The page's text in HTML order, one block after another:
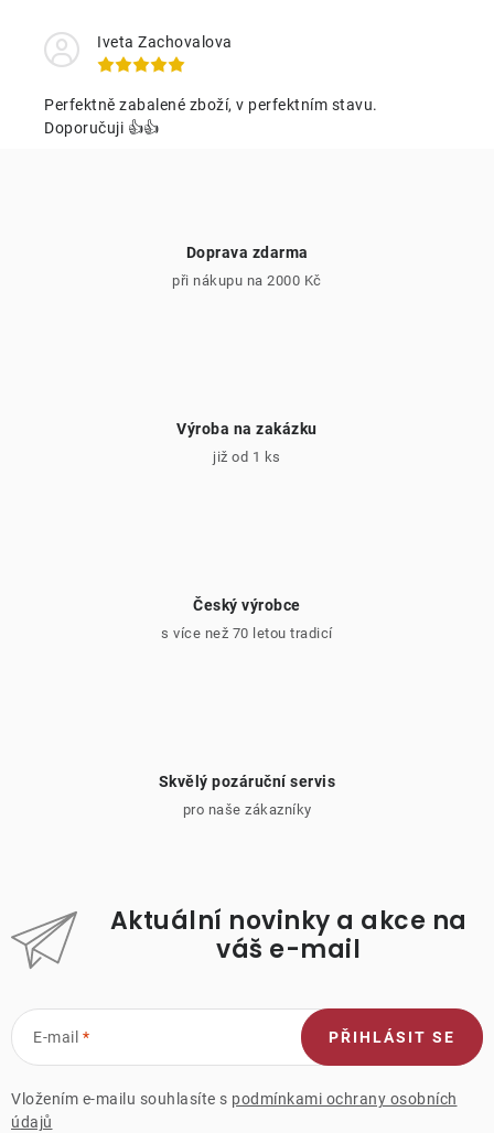
Iveta Zachovalova
Perfektně zabalené zboží, v perfektním stavu.
Doporučuji 👍👍
Doprava zdarma
při nákupu na 2000 Kč
Výroba na zakázku
již od 1 ks
Český výrobce
s více než 70 letou tradicí
Skvělý pozáruční servis
pro naše zákazníky
Aktuální novinky a akce na
váš e-mail
E-mail
Vložením e-mailu souhlasíte s podmínkami ochrany osobních
údajů
PŘIHLÁSIT SE